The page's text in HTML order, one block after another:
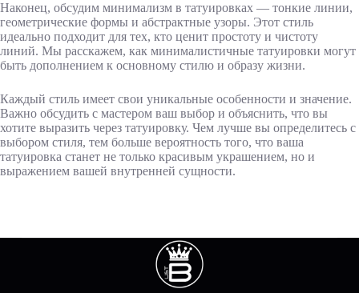
Наконец, обсудим минимализм в татуировках — тонкие линии,
геометрические формы и абстрактные узоры. Этот стиль
идеально подходит для тех, кто ценит простоту и чистоту
линий. Мы расскажем, как минималистичные татуировки могут
быть дополнением к основному стилю и образу жизни.
Каждый стиль имеет свои уникальные особенности и значение.
Важно обсудить с мастером ваш выбор и объяснить, что вы
хотите выразить через татуировку. Чем лучше вы определитесь с
выбором стиля, тем больше вероятность того, что ваша
татуировка станет не только красивым украшением, но и
выражением вашей внутренней сущности.